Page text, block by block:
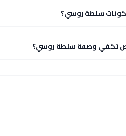
سلطة روسي؟
تكفي وصفة سلطة روسي؟